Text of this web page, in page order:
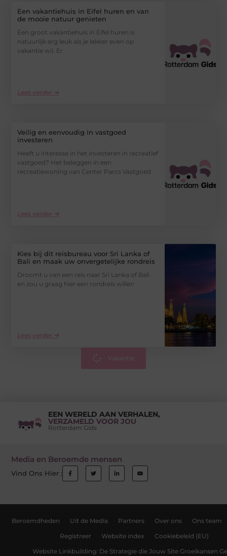
Een vakantiehuis in Eifel huren en van
de mooie natuur genieten
Een groot vakantiehuis in Eifel huren is
natuurlijk erg leuk als je lekker even op
vakantie wil. Er
Lees verder ➜
Veilig en eenvoudig in vastgoed
investeren
Heeft u interesse in het investeren in recreatief
vastgoed? Het beleggen in een
recreatiewoning van Center Parcs Vastgoed
Lees verder ➜
Kies bij dit reisbureau voor Sri Lanka of
Bali en maak uw onvergetelijke rondreis
Droomt u van een reis naar Sri Lanka of Bali
en zou u graag hier een rondreis willen
Lees verder ➜
Vakantie
EEN WERELD AAN VERHALEN,
VERZAMELD VOOR JOU
Rotterdam Gids
Media en Beroemde mensen
Vind Ons Hier :
Beroemdheden Uit de Media Partners Over ons Ons team
Registreer Website index Cookiebeleid (EU)
Website Linkbuilding: De Strategie die Jouw Site Groeikansen